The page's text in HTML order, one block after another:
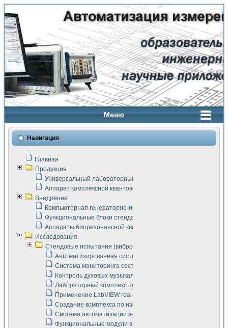
Меню
Навигация
Главная
Продукция
Универсальный лабораторный стенд "Сигнал-USB"
Аппарат комплексной квантовой терапии Интроскан
Внедрение
Компьютерная генераторно-измерительная система
Функциональные блоки стенда "Сигнал-USB"
Аппараты биорезонансной квантовой терапии серии СКАН
Исследования
Стендовые испытания (виброакустика, тензометрия и т.п.)
Автоматизированная система измерения параметров
Система мониторинга состояния тяговых
Контроль духовых музыкальных инструментов
Лабораторный комплекс по исследованию элементной
Применение LabVIEW real-time module для
Создание комплекса по измерению скорости подвижного
Система автоматизации экспериментальных
Функциональные модули в стандарте Nl SCXI для